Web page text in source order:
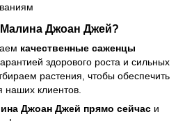
Джоан Джей?
качественные саженцы
здорового роста и сильных
растения, чтобы обеспечить
клиентов.
Джоан Джей прямо сейчас и